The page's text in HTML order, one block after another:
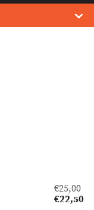
€25,00
Original
€22,50